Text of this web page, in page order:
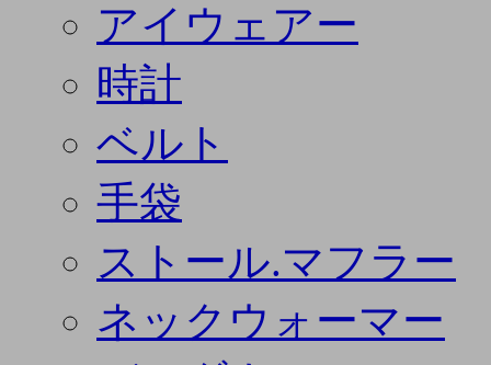
アイウェアー
時計
ベルト
手袋
ストール.マフラー
ネックウォーマー